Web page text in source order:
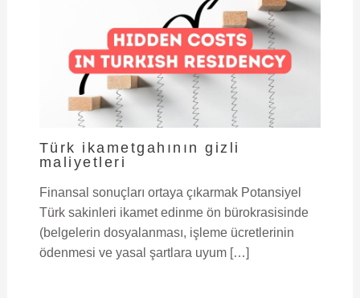
Türk ikametgahının gizli
maliyetleri
Finansal sonuçları ortaya çıkarmak Potansiyel
Türk sakinleri ikamet edinme ön bürokrasisinde
(belgelerin dosyalanması, işleme ücretlerinin
ödenmesi ve yasal şartlara uyum […]